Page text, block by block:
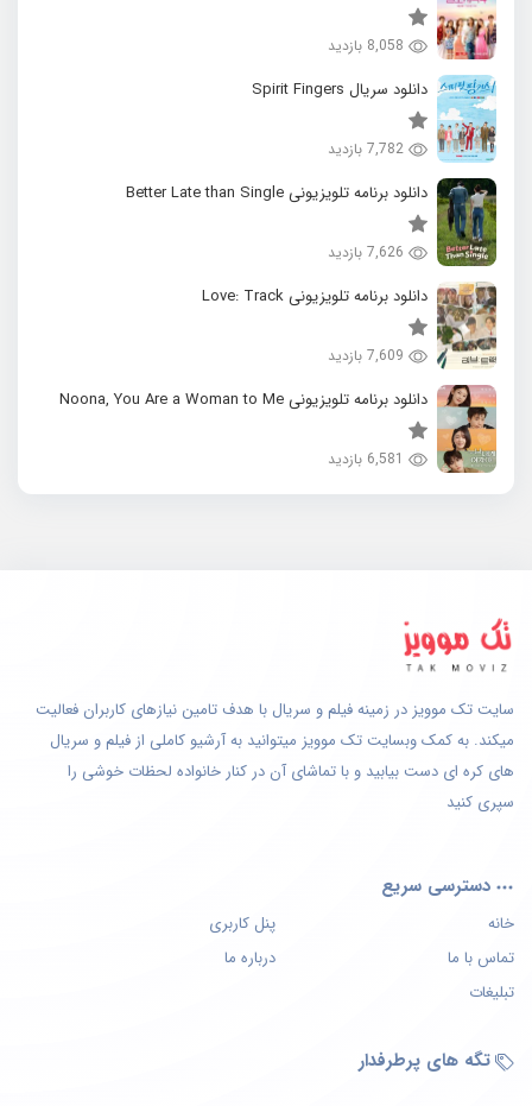
8,058 بازدید
دانلود سریال Spirit Fingers
7,782 بازدید
دانلود برنامه تلویزیونی Better Late than Single
7,626 بازدید
دانلود برنامه تلویزیونی Love: Track
7,609 بازدید
دانلود برنامه تلویزیونی Noona, You Are a Woman to Me
6,581 بازدید
سایت تک موویز در زمینه فیلم و سریال با هدف تامین نیازهای کاربران فعالیت
میکند. به کمک وبسایت تک موویز میتوانید به آرشیو کاملی از فیلم و سریال
های کره ای دست بیابید و با تماشای آن در کنار خانواده لحظات خوشی را
سپری کنید
دسترسی سریع
خانه
پنل کاربری
تماس با ما
درباره ما
تبلیغات
تگه های پرطرفدار